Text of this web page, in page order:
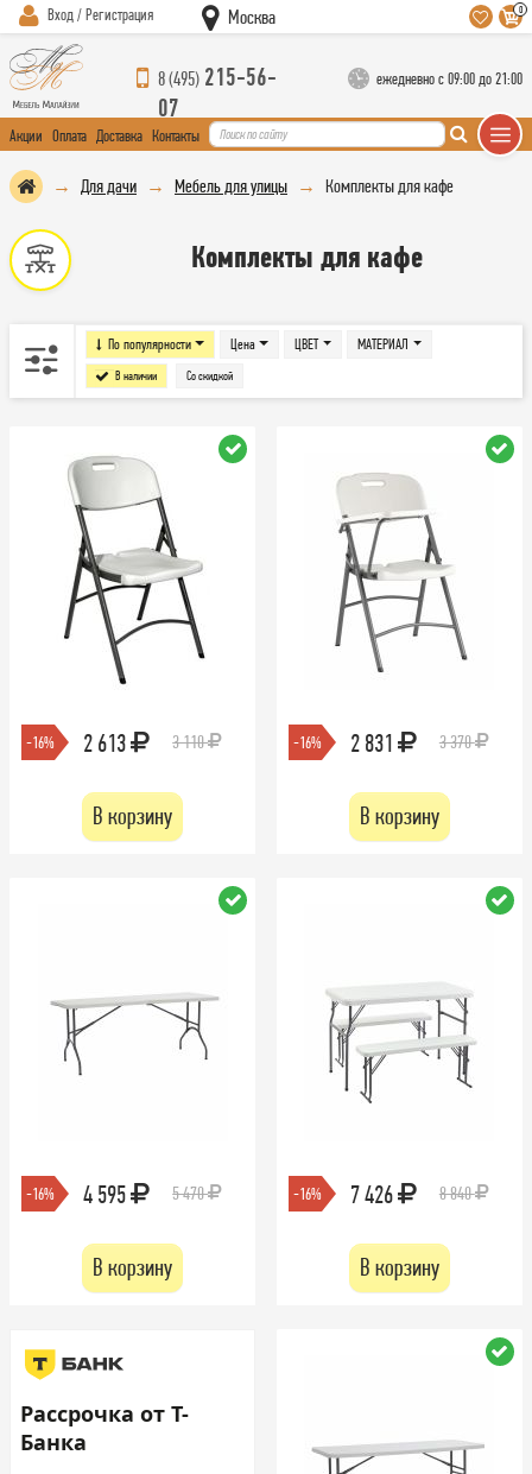
Вход / Регистрация Москва 0
8 (495) 215-56-
07
ежедневно с 09:00 до 21:00
Акции Оплата Доставка Контакты
Для дачи Мебель для улицы Комплекты для кафе
Комплекты для кафе
По популярности Цена
В наличии Со скидкой
ЦВЕТ МАТЕРИАЛ
-16% 2 613 3 110
В корзину
-16% 2 831 3 370
В корзину
-16% 4 595 5 470
В корзину
-16% 7 426 8 840
В корзину
Рассрочка от Т-
Банка